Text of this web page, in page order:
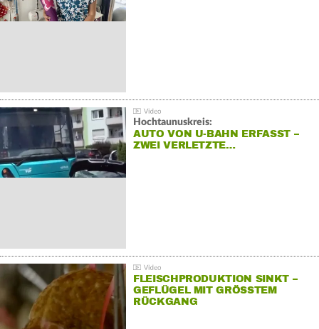
Hochtaunuskreis:
AUTO VON U-BAHN ERFASST –
ZWEI VERLETZTE…
FLEISCHPRODUKTION SINKT –
GEFLÜGEL MIT GRÖSSTEM R
ÜCKGANG